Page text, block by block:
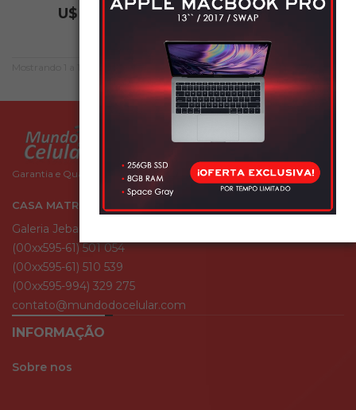
U$ 15.00
Garantia e Qualidade você encontra aqui!
CASA MATRIZ
Galeria Jebai Center
(00xx595-61) 501 054
(00xx595-61) 510 539
(00xx595-994) 329 275
contato@mundodocelular.com
INFORMAÇÃO
Sobre nos